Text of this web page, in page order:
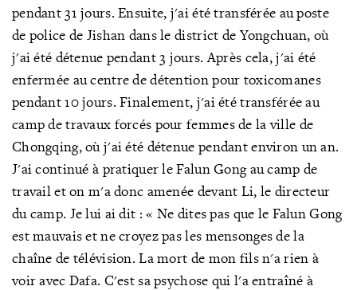
pendant 31 jours. Ensuite, j'ai été transférée au poste
de police de Jishan dans le district de Yongchuan, où
j'ai été détenue pendant 3 jours. Après cela, j'ai été
enfermée au centre de détention pour toxicomanes
pendant 10 jours. Finalement, j'ai été transférée au
camp de travaux forcés pour femmes de la ville de
Chongqing, où j'ai été détenue pendant environ un an.
J'ai continué à pratiquer le Falun Gong au camp de
travail et on m'a donc amenée devant Li, le directeur
du camp. Je lui ai dit : « Ne dites pas que le Falun Gong
est mauvais et ne croyez pas les mensonges de la
chaîne de télévision. La mort de mon fils n'a rien à
voir avec Dafa. C'est sa psychose qui l'a entraîné à